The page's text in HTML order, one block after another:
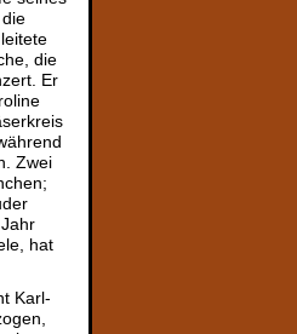
die
Er
Zwei
hat
Karl-